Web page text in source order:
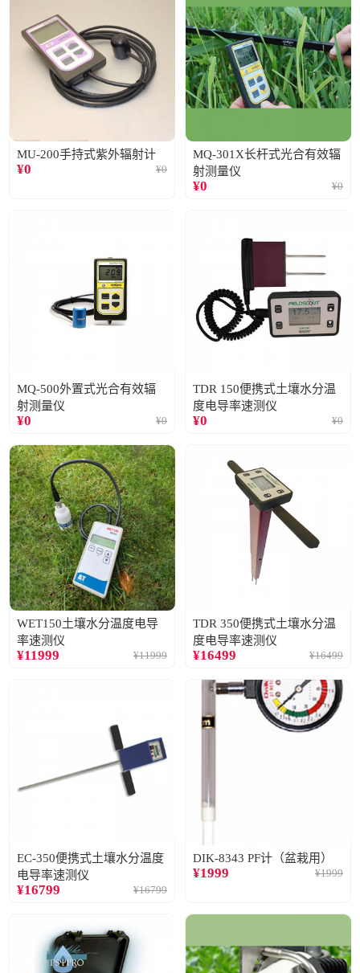
MU-200手持式紫外辐射计
¥0 ¥0
MQ-301X长杆式光合有效辐
射测量仪
¥0 ¥0
MQ-500外置式光合有效辐
射测量仪
¥0 ¥0
TDR 150便携式土壤水分温
度电导率速测仪
¥0 ¥0
WET150土壤水分温度电导
率速测仪
¥11999 ¥11999
TDR 350便携式土壤水分温
度电导率速测仪
¥16499 ¥16499
EC-350便携式土壤水分温度
电导率速测仪
¥16799 ¥16799
DIK-8343 PF计（盆栽用）
¥1999 ¥1999